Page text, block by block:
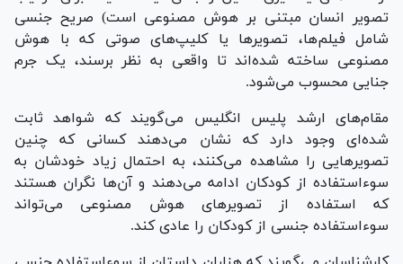
تصویر انسان مبتنی بر هوش مصنوعی است) صریح جنسی
شامل فیلم‌ها، تصویر‌ها یا کلیپ‌های صوتی که با هوش
مصنوعی ساخته شده‌اند تا واقعی به نظر برسند، یک جرم
جنایی محسوب می‌شود.
مقام‌های ارشد پلیس انگلیس می‌گویند که شواهد ثابت
شده‌ای وجود دارد که نشان می‌دهند کسانی که چنین
تصویر‌هایی را مشاهده می‌کنند، به احتمال زیاد خودشان به
سوءاستفاده از کودکان ادامه می‌دهند و آن‌ها نگران هستند
که استفاده از تصویر‌های هوش مصنوعی می‌تواند
سوءاستفاده جنسی از کودکان را عادی کند.